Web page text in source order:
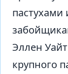
Эллен
крупного